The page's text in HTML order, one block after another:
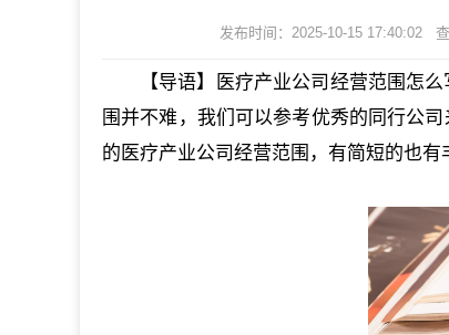
发布时间：2025-10-15 17:40:02
【导语】医疗产业公司经营范围怎
围并不难，我们可以参考优秀的同行公
的医疗产业公司经营范围，有简短的也有